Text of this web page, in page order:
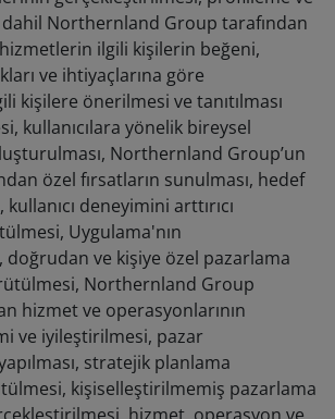
Northernland Group tarafından
ilgili kişilerin beğeni,
ve ihtiyaçlarına göre
kişilere önerilmesi ve tanıtılması
kullanıcılara yönelik bireysel
Northernland Group’un
özel fırsatların sunulması, hedef
deneyimini arttırıcı
Uygulama'nın
doğrudan ve kişiye özel pazarlama
Northernland Group
hizmet ve operasyonlarının
ve iyileştirilmesi, pazar
stratejik planlama
kişiselleştirilmemiş pazarlama